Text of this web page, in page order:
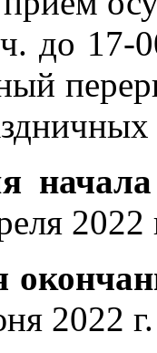
до 17-
2022
2022